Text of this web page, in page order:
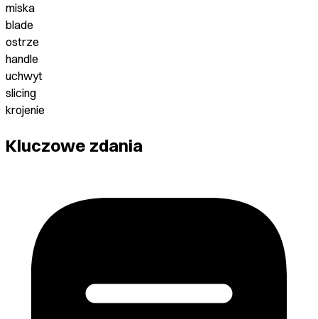
miska
blade
ostrze
handle
uchwyt
slicing
krojenie
Kluczowe zdania